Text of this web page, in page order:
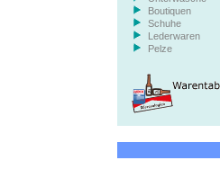
Boutiquen
Schuhe
Lederwaren
Pelze